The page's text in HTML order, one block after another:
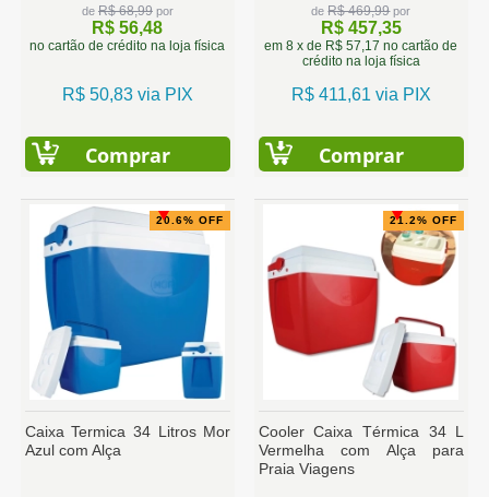
de R$ 68,99por
R$ 56,48
no cartão de crédito na loja física
R$ 50,83 via PIX
Comprar
deR$ 469,99por
R$ 457,35
em 8 x de R$ 57,17 no cartão de
crédito na loja física
R$ 411,61 via PIX
Comprar
20.6% OFF
Caixa Termica 34 Litros Mor
Azul com Alça
21.2% OFF
Cooler Caixa Térmica 34 L
Vermelha com Alça para
Praia Viagens